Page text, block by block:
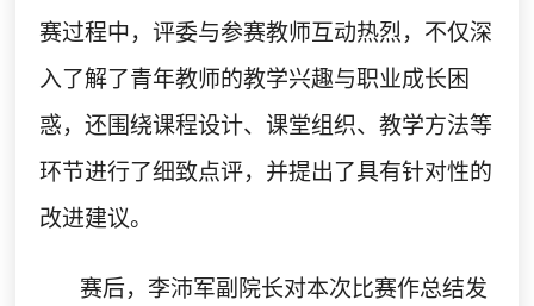
赛过程中，评委与参赛教师互动热烈，不仅深
入了解了青年教师的教学兴趣与职业成长困
惑，还围绕课程设计、课堂组织、教学方法等
环节进行了细致点评，并提出了具有针对性的
改进建议。
赛后，李沛军副院长对本次比赛作总结发